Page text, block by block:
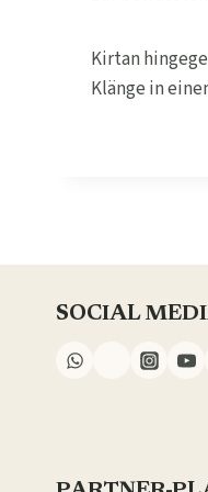
Kirtan
Klänge in
SOCIAL